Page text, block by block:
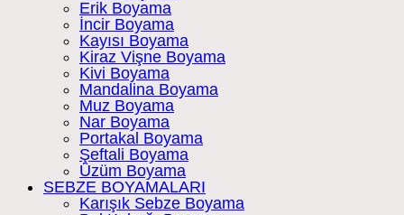
Erik Boyama
İncir Boyama
Kayısı Boyama
Kiraz Vişne Boyama
Kivi Boyama
Mandalina Boyama
Muz Boyama
Nar Boyama
Portakal Boyama
Şeftali Boyama
Üzüm Boyama
SEBZE BOYAMALARI
Karışık Sebze Boyama